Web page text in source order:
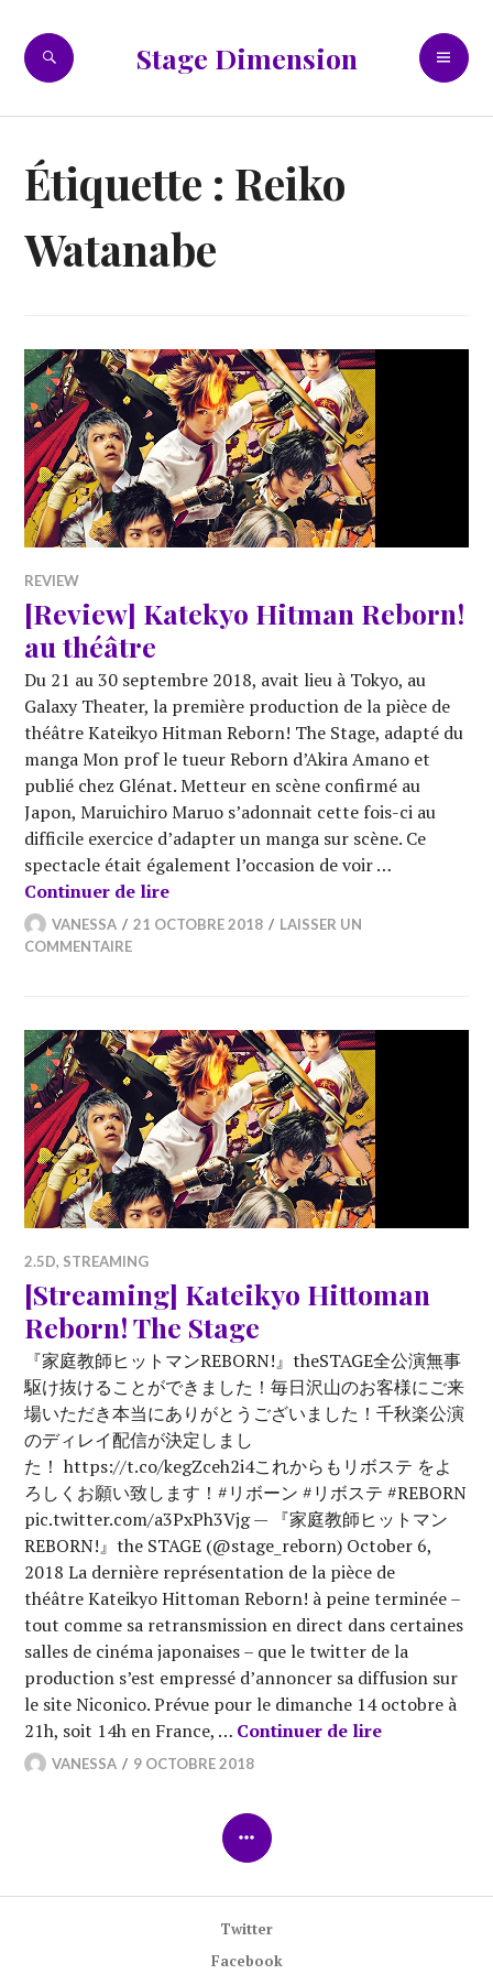
contenu
Stage Dimension
RECHERCHE
Étiquette : Reiko
Watanabe
REVIEW
[Review] Katekyo Hitman Reborn!
au théâtre
Du 21 au 30 septembre 2018, avait lieu à Tokyo, au
Galaxy Theater, la première production de la pièce de
théâtre Kateikyo Hitman Reborn! The Stage, adapté du
manga Mon prof le tueur Reborn d’Akira Amano et
publié chez Glénat. Metteur en scène confirmé au
Japon, Maruichiro Maruo s’adonnait cette fois-ci au
difficile exercice d’adapter un manga sur scène. Ce
spectacle était également l’occasion de voir …
Continuer de lire[Review] Katekyo Hitman Reborn! au
VANESSA 21 OCTOBRE 2018
LAISSER UN
COMMENTAIRE
2.5D, STREAMING
[Streaming] Kateikyo Hittoman
Reborn! The Stage
『家庭教師ヒットマンREBORN!』theSTAGE全公演無事
駆け抜けることができました！毎日沢山のお客様にご来
場いただき本当にありがとうございました！千秋楽公演
のディレイ配信が決定しまし
た！ https://t.co/kegZceh2i4これからもリボステ をよ
ろしくお願い致します！#リボーン #リボステ #REBORN
pic.twitter.com/a3PxPh3Vjg — 『家庭教師ヒットマン
REBORN!』the STAGE (@stage_reborn) October 6,
2018 La dernière représentation de la pièce de
théâtre Kateikyo Hittoman Reborn! à peine terminée –
tout comme sa retransmission en direct dans certaines
salles de cinéma japonaises – que le twitter de la
production s’est empressé d’annoncer sa diffusion sur
le site Niconico. Prévue pour le dimanche 14 octobre à
21h, soit 14h en France, … Continuer de lire[Streaming]
VANESSA 9 OCTOBRE 2018
COLONNE
Twitter
Facebook